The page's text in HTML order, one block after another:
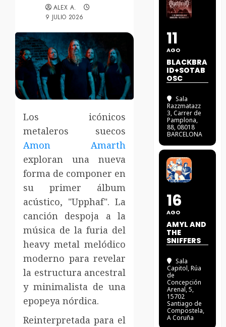
ALEX A.
9 JULIO 2026
Los icónicos
metaleros suecos
Amon Amarth
exploran una nueva
forma de componer en
su primer álbum
acústico, "Upphaf". La
canción despoja a la
música de la furia del
heavy metal melódico
moderno para revelar
la estructura ancestral
y minimalista de una
epopeya nórdica.
Reinterpretada para el
11
AGO
BLACKBRA
ID+SOTAB
OSC
Sala
Razzmatazz
3, Carrer de
Pamplona,
88, 08018
BARCELONA
16
AGO
AMYL AND
THE
SNIFFERS
Sala
Capitol, Rúa
de
Concepción
Arenal, 5,
15702
Santiago de
Compostela,
A Coruña